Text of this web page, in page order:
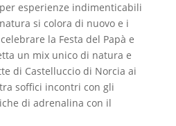
esperienze indimenticabili
si colora di nuovo e i
la Festa del Papà e
un mix unico di natura e
di Castelluccio di Norcia ai
soffici incontri con gli
di adrenalina con il